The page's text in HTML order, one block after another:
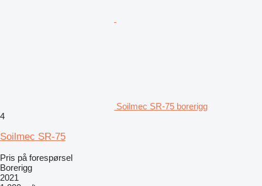
Soilmec SR-75 borerigg
4
Soilmec SR-75
Pris på forespørsel
Borerigg
2021